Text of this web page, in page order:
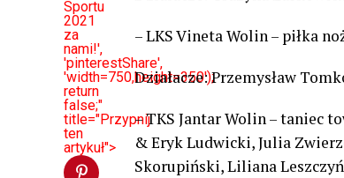
Sportu
2021
za
nami!',
'pinterestShare',
'width=750,height=350');
return
false;"
title="Przypnij
ten
artykuł">
– LKS Vineta Wolin – piłka
Działacze: Przemysław
– TKS Jantar Wolin – taniec
& Eryk Ludwicki, Julia
Skorupiński, Liliana